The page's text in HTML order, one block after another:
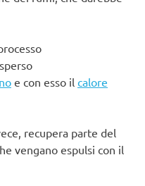
e con esso il calore
recupera parte del
vengano espulsi con il